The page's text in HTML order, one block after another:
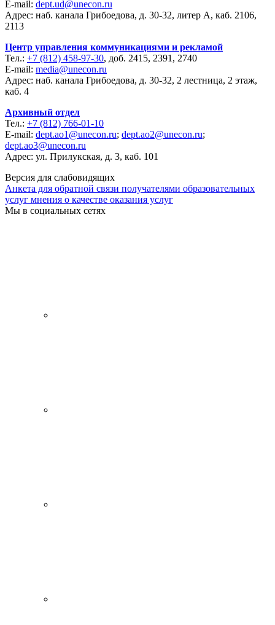
E-mail: dept.ud@unecon.ru
Адрес: наб. канала Грибоедова, д. 30-32, литер А, каб. 2106,
2113
Центр управления коммуникациями и рекламой
Тел.: +7 (812) 458-97-30, доб. 2415, 2391, 2740
E-mail: media@unecon.ru
Адрес: наб. канала Грибоедова, д. 30-32, 2 лестница, 2 этаж,
каб. 4
Архивный отдел
Тел.: +7 (812) 766-01-10
E-mail: dept.ao1@unecon.ru; dept.ao2@unecon.ru;
dept.ao3@unecon.ru
Адрес: ул. Прилукская, д. 3, каб. 101
Версия для слабовидящих
Анкета для обратной связи получателями образовательных
услуг мнения о качестве оказания услуг
Мы в социальных сетях